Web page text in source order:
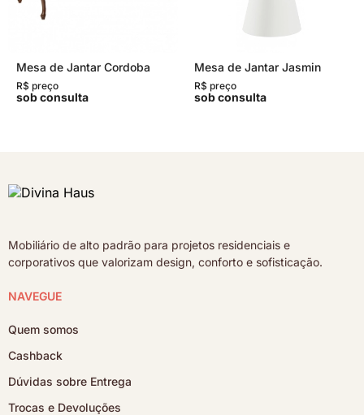
Mesa de Jantar Cordoba
R$ preço
sob consulta
Mesa de Jantar Jasmin
R$ preço
sob consulta
Mobiliário de alto padrão para projetos residenciais e
corporativos que valorizam design, conforto e sofisticação.
NAVEGUE
Quem somos
Cashback
Dúvidas sobre Entrega
Trocas e Devoluções